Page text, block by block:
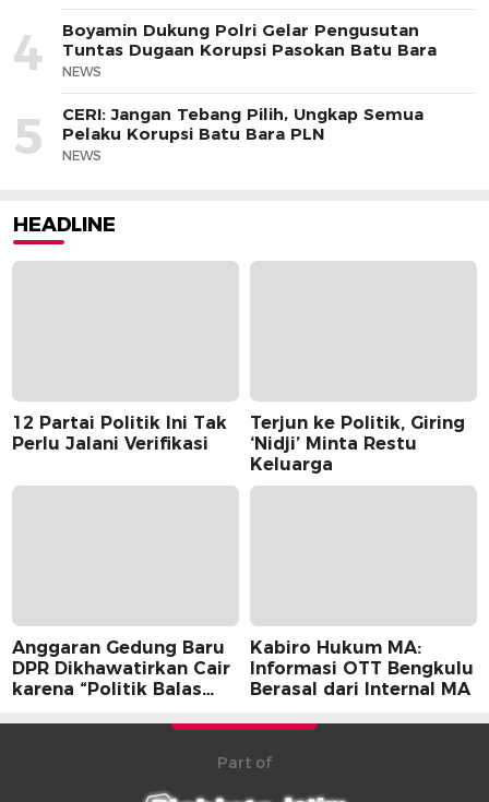
4
Boyamin Dukung Polri Gelar Pengusutan
Tuntas Dugaan Korupsi Pasokan Batu Bara
NEWS
5
CERI: Jangan Tebang Pilih, Ungkap Semua
Pelaku Korupsi Batu Bara PLN
NEWS
HEADLINE
12 Partai Politik Ini Tak
Perlu Jalani Verifikasi
Terjun ke Politik, Giring
‘Nidji’ Minta Restu
Keluarga
Anggaran Gedung Baru
DPR Dikhawatirkan Cair
karena “Politik Balas
Kabiro Hukum MA:
Informasi OTT Bengkulu
Berasal dari Internal MA
Part of